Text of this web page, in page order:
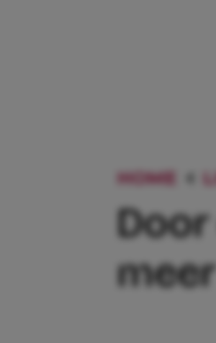
HOME